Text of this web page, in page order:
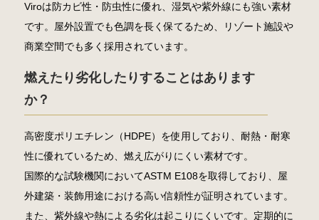
Viroは防カビ性・防虫性に優れ、湿気や紫外線にも強い素材
です。屋外設置でも色調を長く保てるため、リゾート施設や
商業空間でも多く採用されています。
燃えたり劣化したりすることはあります
か？
高密度ポリエチレン（HDPE）を使用しており、耐熱・耐寒
性に優れているため、燃え広がりにくい素材です。
国際的な試験機関においてASTM E108を取得しており、屋
外建築・装飾用途における高い信頼性が証明されています。
また、紫外線や熱による劣化は起こりにくいです。定期的に